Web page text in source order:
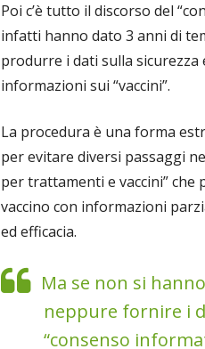
Poi c’è tutto il discorso del
infatti hanno dato 3 anni di
produrre i dati sulla
informazioni sui “vaccini”.
La procedura è una forma
per evitare diversi passaggi
per trattamenti e vaccini”
vaccino con informazioni
ed efficacia.
Ma se non si
neppure fornire i
“consenso